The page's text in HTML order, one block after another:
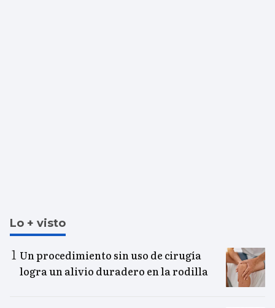
Lo + visto
Un procedimiento sin uso de cirugía
logra un alivio duradero en la rodilla